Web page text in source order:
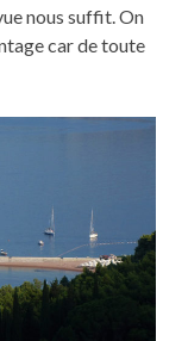
nous suffit. On
car de toute